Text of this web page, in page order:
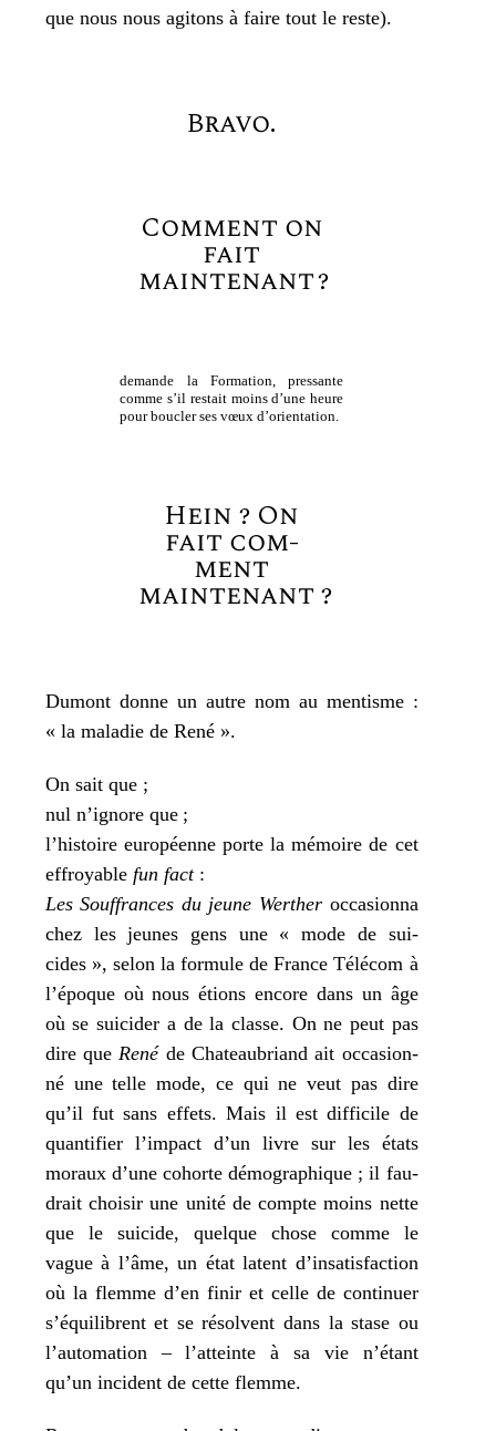
que nous nous agi­tons à faire tout le reste).
Bravo.
Comment on
fait
maintenant ?
demande la Formation, pres­sante
comme s’il res­tait moins d’une heure
pour bou­cler ses vœux d’orientation.
Hein ? On
fait com­
ment
maintenant ?
Dumont donne un autre nom au men­tisme :
« la mala­die de René ».
On sait que ;
nul n’ignore que ;
l’histoire euro­péenne porte la mémoire de cet
effroyable fun fact:
Les Souffrances du jeune Werther occa­sion­na
chez les jeunes gens une « mode de sui­
cides », selon la for­mule de France Télécom à
l’époque où nous étions encore dans un âge
où se sui­ci­der a de la classe. On ne peut pas
dire que Renéde Chateaubriand ait occa­sion­
né une telle mode, ce qui ne veut pas dire
qu’il fut sans effets. Mais il est dif­fi­cile de
quan­ti­fier l’impact d’un livre sur les états
moraux d’une cohorte démo­gra­phique ; il fau­
drait choi­sir une uni­té de compte moins nette
que le sui­cide, quelque chose comme le
vague à l’âme, un état latent d’insatisfaction
où la flemme d’en finir et celle de conti­nuer
s’équilibrent et se résolvent dans la stase ou
l’automation – l’atteinte à sa vie n’étant
qu’un inci­dent de cette flemme.